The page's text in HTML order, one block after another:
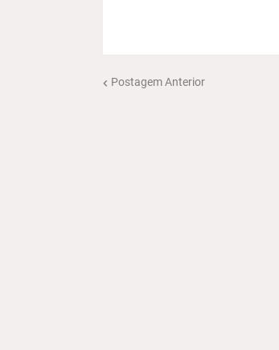
Postagem Anterior